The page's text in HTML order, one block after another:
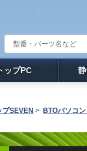
ップPC
SEVEN > BTOパソコ